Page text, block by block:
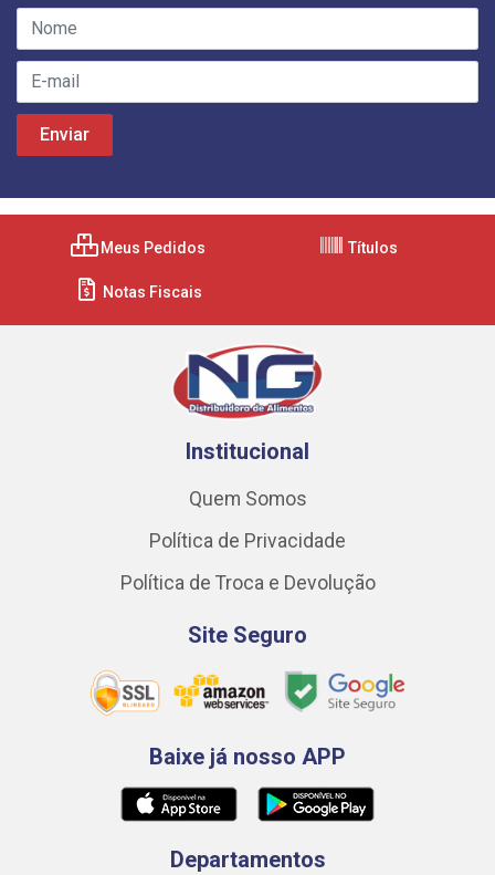
Meus Pedidos Títulos
Notas Fiscais
Institucional
Quem Somos
Política de Privacidade
Política de Troca e Devolução
Site Seguro
Baixe já nosso APP
Departamentos